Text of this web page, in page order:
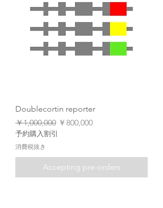
Doublecortin reporter
通常価格
￥1,000,000 セール価格
￥800,000
予約購入割引
消費税抜き
Accepting pre-orders